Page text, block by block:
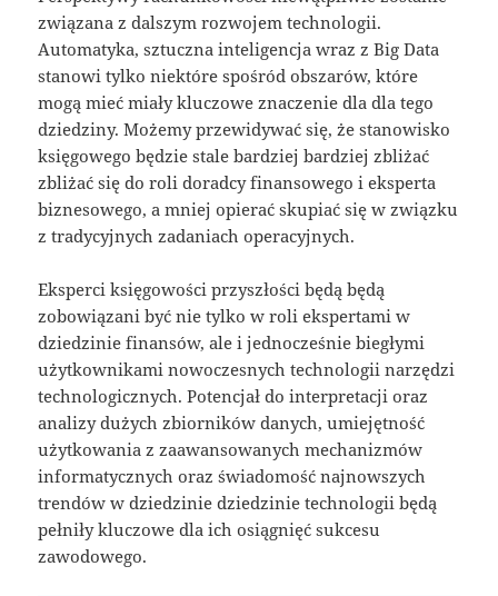
związana z dalszym rozwojem technologii.
Automatyka, sztuczna inteligencja wraz z Big Data
stanowi tylko niektóre spośród obszarów, które
mogą mieć miały kluczowe znaczenie dla dla tego
dziedziny. Możemy przewidywać się, że stanowisko
księgowego będzie stale bardziej bardziej zbliżać
zbliżać się do roli doradcy finansowego i eksperta
biznesowego, a mniej opierać skupiać się w związku
z tradycyjnych zadaniach operacyjnych.
Eksperci księgowości przyszłości będą będą
zobowiązani być nie tylko w roli ekspertami w
dziedzinie finansów, ale i jednocześnie biegłymi
użytkownikami nowoczesnych technologii narzędzi
technologicznych. Potencjał do interpretacji oraz
analizy dużych zbiorników danych, umiejętność
użytkowania z zaawansowanych mechanizmów
informatycznych oraz świadomość najnowszych
trendów w dziedzinie dziedzinie technologii będą
pełniły kluczowe dla ich osiągnięć sukcesu
zawodowego.